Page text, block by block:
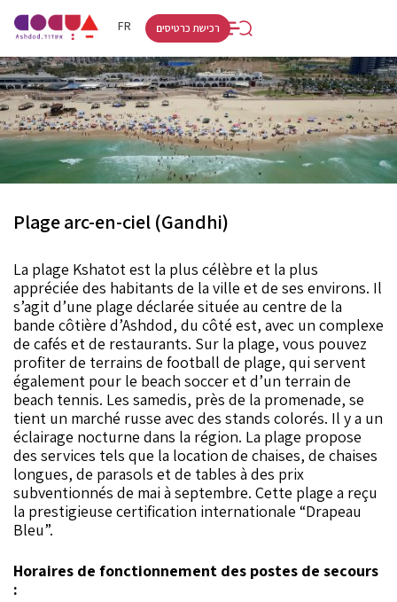
FR
HE
רכישת כרטיסים
Plage arc-en-ciel (Gandhi)
La plage Kshatot est la plus célèbre et la plus
appréciée des habitants de la ville et de ses environs. Il
s’agit d’une plage déclarée située au centre de la
bande côtière d’Ashdod, du côté est, avec un complexe
de cafés et de restaurants. Sur la plage, vous pouvez
profiter de terrains de football de plage, qui servent
également pour le beach soccer et d’un terrain de
beach tennis. Les samedis, près de la promenade, se
tient un marché russe avec des stands colorés. Il y a un
éclairage nocturne dans la région. La plage propose
des services tels que la location de chaises, de chaises
longues, de parasols et de tables à des prix
subventionnés de mai à septembre. Cette plage a reçu
la prestigieuse certification internationale “Drapeau
Bleu”.
Horaires de fonctionnement des postes de secours
: